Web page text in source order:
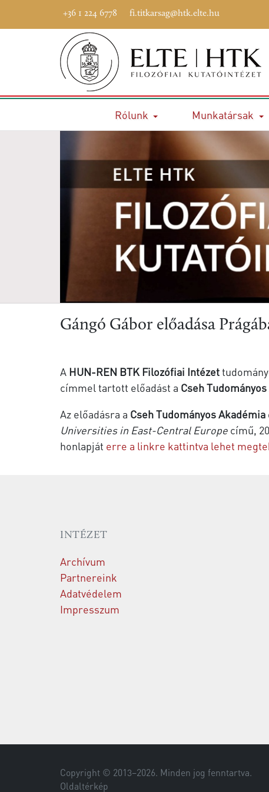
+36 1 224 6778 fi.titkarsag@htk.elte.hu
Rólunk Munkatársak
Gángó Gábor előadása
A HUN-REN BTK Filozófiai Intézet
címmel tartott előadást a Cseh
Az előadásra a Cseh Tudományos Akadémia
Universities in East-Central Europe című,
honlapját erre a linkre kattintva lehet
INTÉZET
Archívum
Partnereink
Adatvédelem
Impresszum
Copyright © 2013–2026. Minden jog fenntartva.
Oldaltérkép